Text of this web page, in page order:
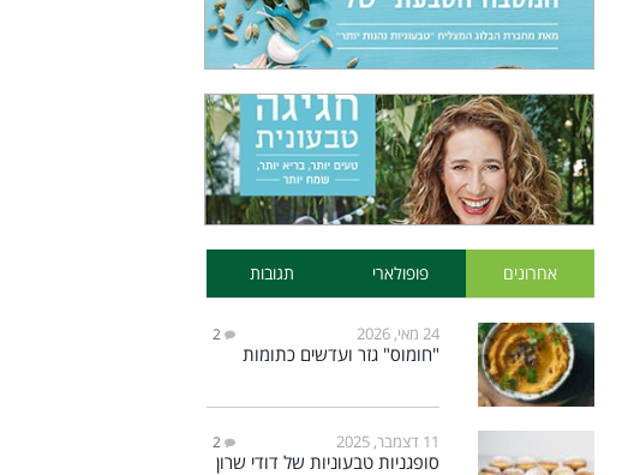
אחרונים פופולארי תגובות
24 מאי, 2026 2
"חומוס" גזר ועדשים כתומות
11 דצמבר, 2025 2
סופגניות טבעוניות של דודי שרון